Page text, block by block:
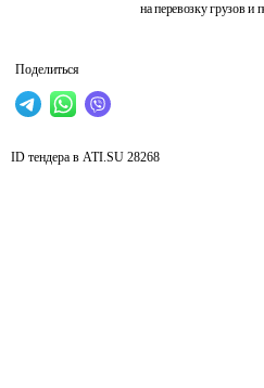
на перевозку грузов и
Поделиться
ID тендера в ATI.SU 28268